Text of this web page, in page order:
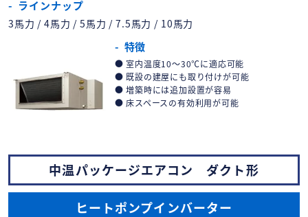
ラインナップ
3馬力 / 4馬力 / 5馬力 / 7.5馬力 / 10馬力
特徴
室内温度10～30℃に適応可能
既設の建屋にも取り付けが可能
増築時には追加設置が容易
床スペースの有効利用が可能
中温パッケージエアコン ダクト形
ヒートポンプインバーター